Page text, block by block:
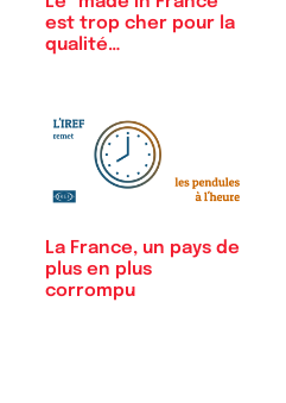
est trop cher pour la
qualité…
La France, un pays de
plus en plus
corrompu